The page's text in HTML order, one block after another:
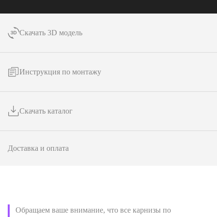
Скачать 3D модель
Инструкция по монтажу
Скачать каталог
Доставка и оплата
Обращаем ваше внимание, что все карнизы по